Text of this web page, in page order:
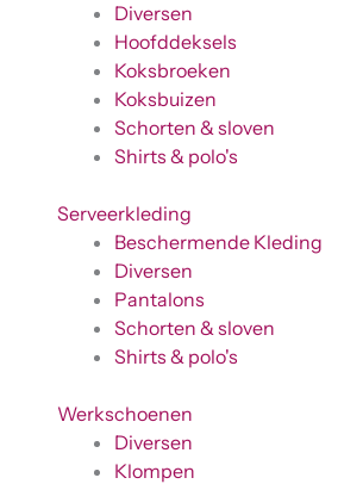
Diversen
Hoofddeksels
Koksbroeken
Koksbuizen
Schorten & sloven
Shirts & polo's
Serveerkleding
Beschermende Kleding
Diversen
Pantalons
Schorten & sloven
Shirts & polo's
Werkschoenen
Diversen
Klompen